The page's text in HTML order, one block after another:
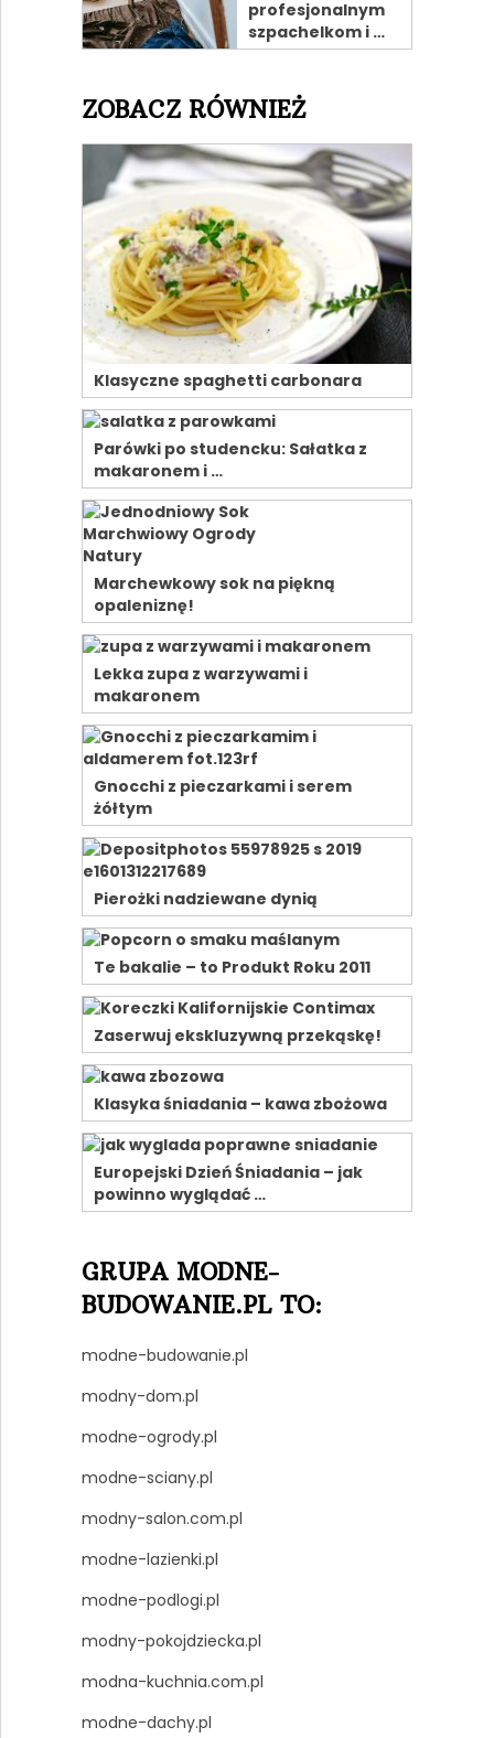
profesjonalnym
szpachelkom i …
ZOBACZ RÓWNIEŻ
Klasyczne spaghetti carbonara
Parówki po studencku: Sałatka z
makaronem i …
Marchewkowy sok na piękną
opaleniznę!
Lekka zupa z warzywami i
makaronem
Gnocchi z pieczarkami i serem
żółtym
Pierożki nadziewane dynią
Te bakalie – to Produkt Roku 2011
Zaserwuj ekskluzywną przekąskę!
Klasyka śniadania – kawa zbożowa
Europejski Dzień Śniadania – jak
powinno wyglądać …
GRUPA MODNE-
BUDOWANIE.PL TO:
modne-budowanie.pl
modny-dom.pl
modne-ogrody.pl
modne-sciany.pl
modny-salon.com.pl
modne-lazienki.pl
modne-podlogi.pl
modny-pokojdziecka.pl
modna-kuchnia.com.pl
modne-dachy.pl